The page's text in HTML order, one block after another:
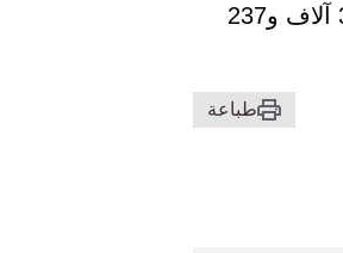
تركمانستان، و25 ألفًا و666 من الصين، و12 ألفًا و740 من تركيا، و6 آلاف و95 من الهند، و3 آلاف و237
طباعة